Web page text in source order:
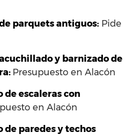
parquets antiguos: Pide
y barnizado de
Presupuesto en Alacón
escaleras con
en Alacón
paredes y techos